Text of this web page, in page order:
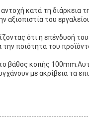
κατά τη διάρκεια
αξιοπιστία του
ότι η επένδυσή
ποιότητα του
βάθος κοπής
με ακρίβεια τα